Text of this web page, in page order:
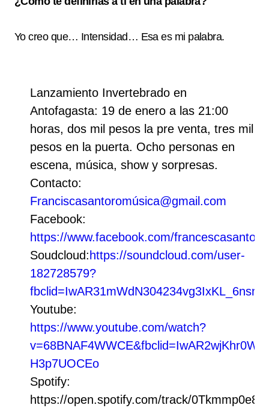
Yo creo que… Intensidad… Esa es mi palabra.
Lanzamiento Invertebrado en
Antofagasta: 19 de enero a las 21:00
horas, dos mil pesos la pre venta, tres mil
pesos en la puerta. Ocho personas en
escena, música, show y sorpresas.
Contacto:
Franciscasantoromúsica@gmail.com
Facebook:
https://www.facebook.com/
Soudcloud: https://soundcloud.com/user-
182728579?
Youtube:
https://www.youtube.com/watch?
H3p7UOCEo
Spotify:
https://open.spotify.com/track/